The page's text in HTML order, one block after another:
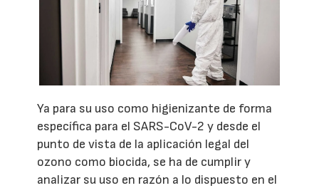
Ya para su uso como higienizante de forma
específica para el SARS-CoV-2 y desde el
punto de vista de la aplicación legal del
ozono como biocida, se ha de cumplir y
analizar su uso en razón a lo dispuesto en el